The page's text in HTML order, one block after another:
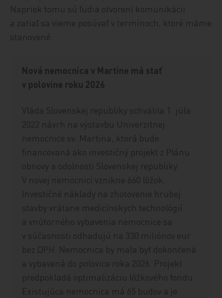
Napriek tomu sú ľudia otvorení komunikácii
a zatiaľ sa vieme posúvať v termínoch, ktoré máme
stanovené.
Nová nemocnica v Martine má stať
v polovine roku 2026
Vláda Slovenskej republiky schválila 1. júla
2022 návrh na výstavbu Univerzitnej
nemocnice sv. Martina, ktorá bude
financovaná ako investičný projekt z Plánu
obnovy a odolnosti Slovenskej republiky.
V novej nemocnici vznikne 660 lôžok.
Investičné náklady na zhotovenie hrubej
stavby vrátane medicínskych technológií
a vnútorného vybavenia nemocnice sa
v súčasnosti odhadujú na 330 miliónov eur
bez DPH. Nemocnica by mala byť dokončená
a vybavená do polovice roka 2026. Projekt
predpokladá optimalizáciu lôžkového fondu.
Existujúca nemocnica má 65 budov a je